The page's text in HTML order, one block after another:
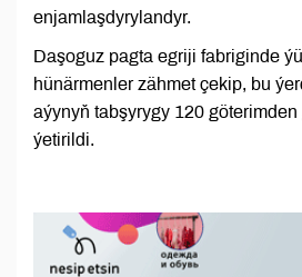
enjamlaşdyrylandyr.
Daşoguz pagta egriji fabriginde
hünärmenler zähmet çekip, bu
aýynyň tabşyrygy 120
ýetirildi.